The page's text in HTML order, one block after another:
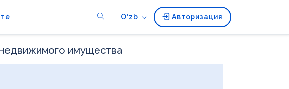
O‘zb Авторизация
имущества